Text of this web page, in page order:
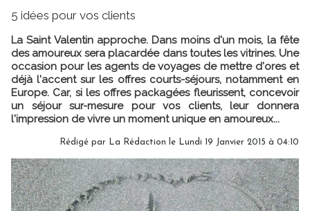
5 idées pour vos clients
La Saint Valentin approche. Dans moins d'un mois, la fête
des amoureux sera placardée dans toutes les vitrines. Une
occasion pour les agents de voyages de mettre d'ores et
déjà l'accent sur les offres courts-séjours, notamment en
Europe. Car, si les offres packagées fleurissent, concevoir
un séjour sur-mesure pour vos clients, leur donnera
l'impression de vivre un moment unique en amoureux...
Rédigé par La Rédaction le Lundi 19 Janvier 2015 à 04:10